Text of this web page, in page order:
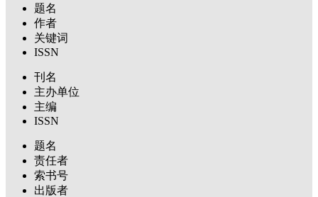
题名
作者
关键词
ISSN
刊名
主办单位
主编
ISSN
题名
责任者
索书号
出版者